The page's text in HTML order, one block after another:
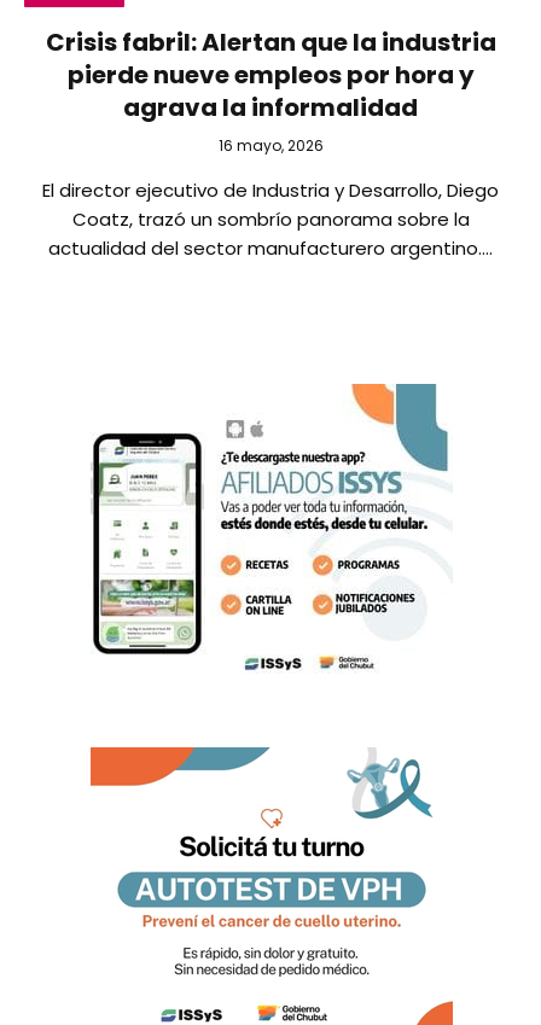
Crisis fabril: Alertan que la industria
pierde nueve empleos por hora y
agrava la informalidad
16 mayo, 2026
El director ejecutivo de Industria y Desarrollo, Diego
Coatz, trazó un sombrío panorama sobre la
actualidad del sector manufacturero argentino.…